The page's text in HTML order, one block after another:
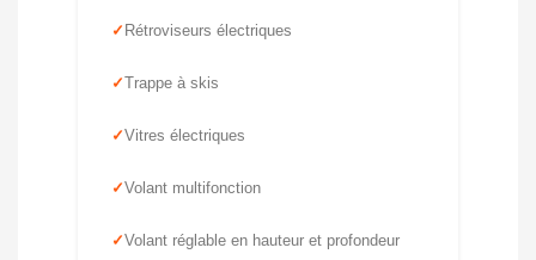
Rétroviseurs électriques
Trappe à skis
Vitres électriques
Volant multifonction
Volant réglable en hauteur et profondeur